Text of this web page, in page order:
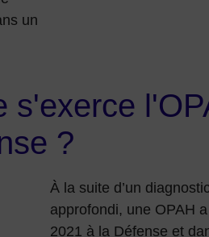
un
s'exerce
?
À la suite d’un
approfondi, une OPAH
2021 à la Défense et